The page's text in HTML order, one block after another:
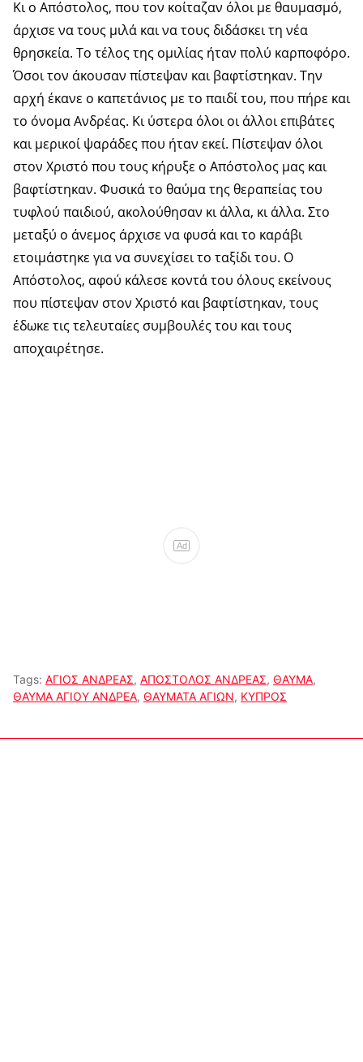
Κι ο Απόστολος, που τον κοίταζαν όλοι με θαυμασμό,
άρχισε να τους μιλά και να τους διδάσκει τη νέα
θρησκεία. Το τέλος της ομιλίας ήταν πολύ καρποφόρο.
Όσοι τον άκουσαν πίστεψαν και βαφτίστηκαν. Την
αρχή έκανε ο καπετάνιος με το παιδί του, που πήρε και
το όνομα Ανδρέας. Κι ύστερα όλοι οι άλλοι επιβάτες
και μερικοί ψαράδες που ήταν εκεί. Πίστεψαν όλοι
στον Χριστό που τους κήρυξε ο Απόστολος μας και
βαφτίστηκαν. Φυσικά το θαύμα της θεραπείας του
τυφλού παιδιού, ακολούθησαν κι άλλα, κι άλλα. Στο
μεταξύ ο άνεμος άρχισε να φυσά και το καράβι
ετοιμάστηκε για να συνεχίσει το ταξίδι του. Ο
Απόστολος, αφού κάλεσε κοντά του όλους εκείνους
που πίστεψαν στον Χριστό και βαφτίστηκαν, τους
έδωκε τις τελευταίες συμβουλές του και τους
αποχαιρέτησε.
Ad
Tags: ΑΓΙΟΣ ΑΝΔΡΕΑΣ, ΑΠΟΣΤΟΛΟΣ ΑΝΔΡΕΑΣ, ΘΑΥΜΑ,
ΘΑΥΜΑ ΑΓΙΟΥ ΑΝΔΡΕΑ, ΘΑΥΜΑΤΑ ΑΓΙΩΝ, ΚΥΠΡΟΣ